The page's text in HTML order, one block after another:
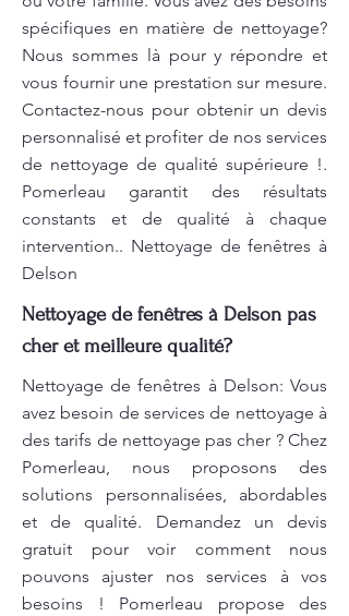
spécifiques en matière de nettoyage?
Nous sommes là pour y répondre et
vous fournir une prestation sur mesure.
Contactez-nous pour obtenir un devis
personnalisé et profiter de nos services
de nettoyage de qualité supérieure !.
Pomerleau garantit des résultats
constants et de qualité à chaque
intervention.. Nettoyage de fenêtres à
Delson
Nettoyage de fenêtres à Delson pas
cher et meilleure qualité?
Nettoyage de fenêtres à Delson: Vous
avez besoin de services de nettoyage à
des tarifs de nettoyage pas cher ? Chez
Pomerleau, nous proposons des
solutions personnalisées, abordables
et de qualité. Demandez un devis
gratuit pour voir comment nous
pouvons ajuster nos services à vos
besoins ! Pomerleau propose des